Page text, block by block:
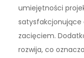
umiejętności
satysfakcjonujące
zacięciem.
rozwija, co